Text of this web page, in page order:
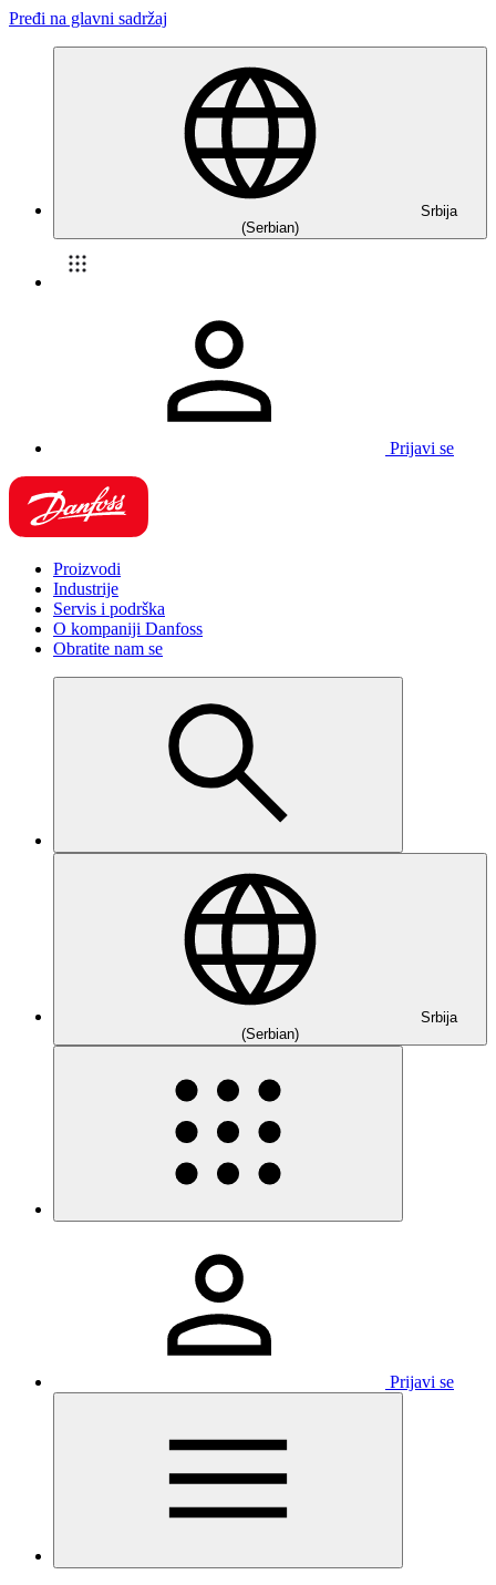
Pređi na glavni sadržaj
Srbija
(Serbian)
Prijavi se
Proizvodi
Industrije
Servis i podrška
O kompaniji Danfoss
Obratite nam se
Srbija
(Serbian)
Prijavi se